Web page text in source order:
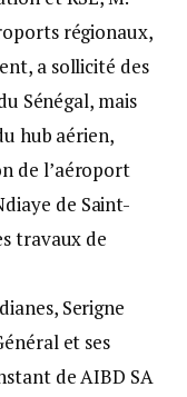
régionaux,
a sollicité des
Sénégal, mais
hub aérien,
de l’aéroport
de Saint-
travaux de
Serigne
et ses
de AIBD SA